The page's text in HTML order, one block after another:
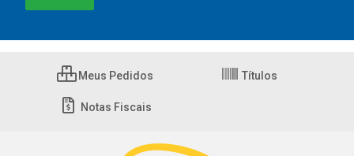
Meus Pedidos Títulos
Notas Fiscais